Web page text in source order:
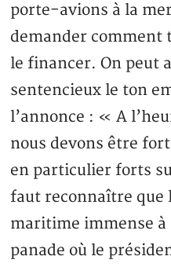
porte-avions à la
demander comment
le financer. On peut
sentencieux le ton
l’annonce : « A
nous devons être
en particulier forts
faut reconnaître que
maritime immense à
panade où le